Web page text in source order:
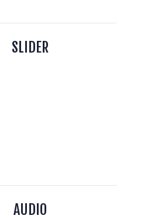
SLIDER
AUDIO